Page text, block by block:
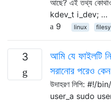
আছে? এই তথ্য
kdev_t i_dev; …
9
linux
3
আমি যে ফাইলটি
সরানোর পরেও
উদাহরণ লিপি: #!/
user_a sudo